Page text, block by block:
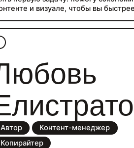
и визуале, чтобы вы
собрала несколько кейсов:
енотокафе, стикеры для
с таймингом и музыкой, флаер,
анализа данных и нейросетей.
стороны: промт‑инжиниринг,
контент для соцсетей, работа с
Автор
Контент-менеджер
Копирайтер